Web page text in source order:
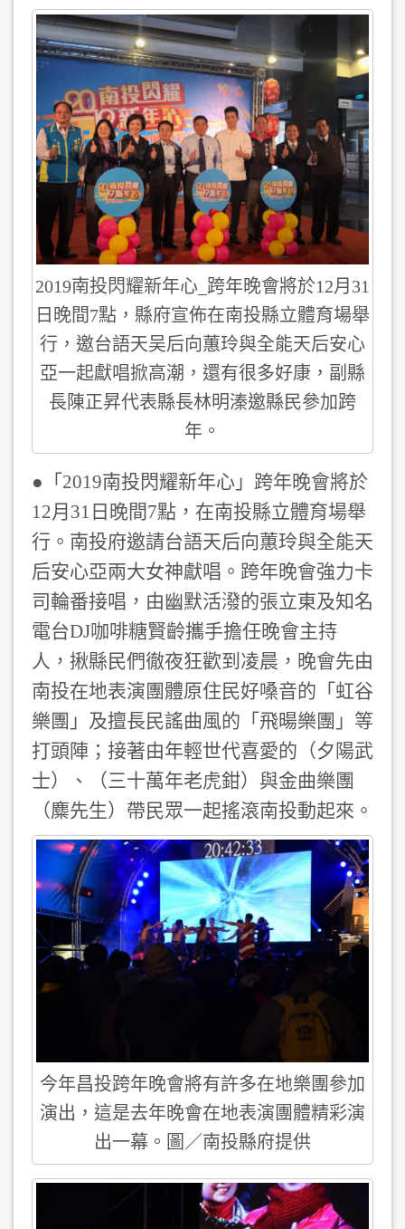
2019南投閃耀新年心_跨年晚會將於12月31
日晚間7點，縣府宣佈在南投縣立體育場舉
行，邀台語天吴后向蕙玲與全能天后安心
亞一起獻唱掀高潮，還有很多好康，副縣
長陳正昇代表縣長林明溱邀縣民參加跨
年。
●「2019南投閃耀新年心」跨年晚會將於
12月31日晚間7點，在南投縣立體育場舉
行。南投府邀請台語天后向蕙玲與全能天
后安心亞兩大女神獻唱。跨年晚會強力卡
司輪番接唱，由幽默活潑的張立東及知名
電台DJ咖啡糖賢齡攜手擔任晚會主持
人，揪縣民們徹夜狂歡到凌晨，晚會先由
南投在地表演團體原住民好嗓音的「虹谷
樂團」及擅長民謠曲風的「飛暘樂團」等
打頭陣；接著由年輕世代喜愛的（夕陽武
士）、（三十萬年老虎鉗）與金曲樂團
（麋先生）帶民眾一起搖滾南投動起來。
今年昌投跨年晚會將有許多在地樂團參加
演出，這是去年晚會在地表演團體精彩演
出一幕。圖／南投縣府提供